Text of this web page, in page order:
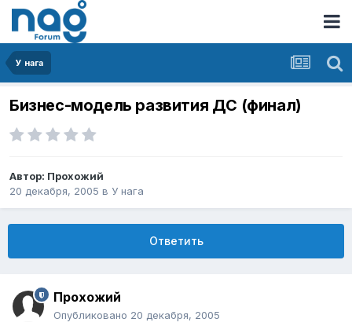
У нага
Бизнес-модель развития ДС (финал)
Автор: Прохожий
20 декабря, 2005 в У нага
Ответить
Прохожий
Опубликовано 20 декабря, 2005